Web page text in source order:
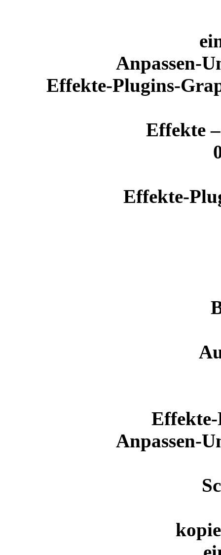
Anpassen-
Effekte-Plugins-
Effekte
Effekte-
Anpassen-